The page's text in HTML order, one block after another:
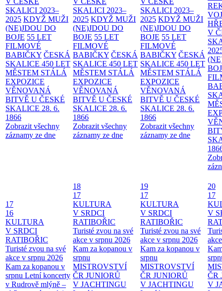
SKALICI 2023–
2025 KDYŽ MUŽI
(NE)JDOU DO
BOJE 55 LET
FILMOVÉ
BABIČKY ČESKÁ
SKALICE 450 LET
MĚSTEM STÁLÁ
EXPOZICE
VĚNOVANÁ
BITVĚ U ČESKÉ
SKALICE 28. 6.
1866
Zobrazit všechny
záznamy ze dne
SKALICI 2023–
2025 KDYŽ MUŽI
(NE)JDOU DO
BOJE 55 LET
FILMOVÉ
BABIČKY ČESKÁ
SKALICE 450 LET
MĚSTEM STÁLÁ
EXPOZICE
VĚNOVANÁ
BITVĚ U ČESKÉ
SKALICE 28. 6.
1866
Zobrazit všechny
záznamy ze dne
SKALICI 2023–
2025 KDYŽ MUŽI
(NE)JDOU DO
BOJE 55 LET
FILMOVÉ
BABIČKY ČESKÁ
SKALICE 450 LET
MĚSTEM STÁLÁ
EXPOZICE
VĚNOVANÁ
BITVĚ U ČESKÉ
SKALICE 28. 6.
1866
Zobrazit všechny
záznamy ze dne
V
17
16
KULTURA
V SRDCI
RATIBOŘIC
Turisté zvou na své
akce v srpnu 2026
Kam za kopanou v
srpnu Letní koncerty
v Rudrově mlýně –
18
17
KULTURA
V SRDCI
RATIBOŘIC
Turisté zvou na své
akce v srpnu 2026
Kam za kopanou v
srpnu
MISTROVSTVÍ
ČR JUNIORŮ
V JACHTINGU
19
17
KULTURA
V SRDCI
RATIBOŘIC
Turisté zvou na své
akce v srpnu 2026
Kam za kopanou v
srpnu
MISTROVSTVÍ
ČR JUNIORŮ
V JACHTINGU
20
17
V
ČR
V